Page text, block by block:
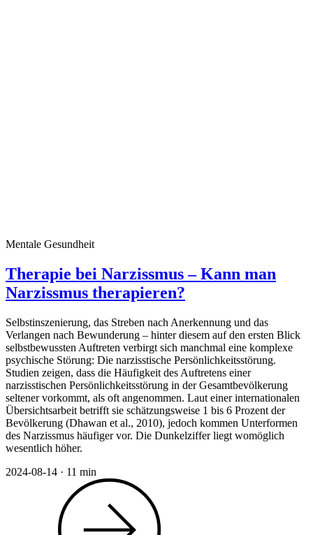
Mentale Gesundheit
Therapie bei Narzissmus – Kann man
Narzissmus therapieren?
Selbstinszenierung, das Streben nach Anerkennung und das
Verlangen nach Bewunderung – hinter diesem auf den ersten Blick
selbstbewussten Auftreten verbirgt sich manchmal eine komplexe
psychische Störung: Die narzisstische Persönlichkeitsstörung.
Studien zeigen, dass die Häufigkeit des Auftretens einer
narzisstischen Persönlichkeitsstörung in der Gesamtbevölkerung
seltener vorkommt, als oft angenommen. Laut einer internationalen
Übersichtsarbeit betrifft sie schätzungsweise 1 bis 6 Prozent der
Bevölkerung (Dhawan et al., 2010), jedoch kommen Unterformen
des Narzissmus häufiger vor. Die Dunkelziffer liegt womöglich
wesentlich höher.
2024-08-14 · 11 min